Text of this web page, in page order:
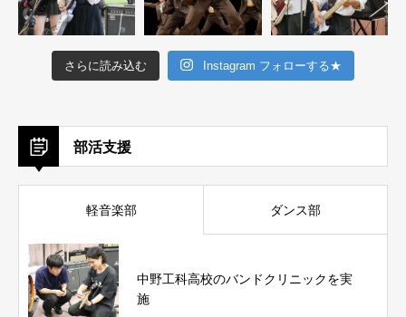
さらに読み込む Instagram フォローする★
部活支援
軽音楽部 ダンス部
中野工科高校のバンドクリニックを実
施